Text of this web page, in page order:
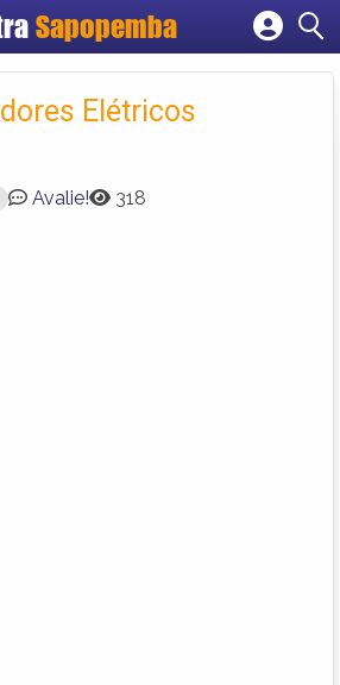
Sapopemba
Cadastrar empresa
Criar conta
Elétricos
Avalie! 318